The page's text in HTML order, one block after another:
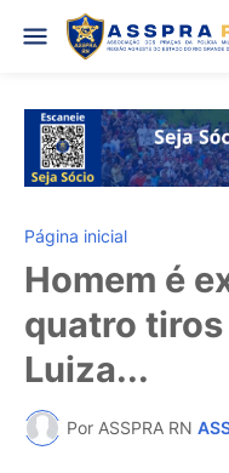
Página inicial
Homem é
quatro
Luiza...
Por ASSPRA RN